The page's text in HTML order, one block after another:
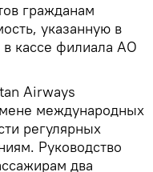
гражданам
указанную в
кассе филиала АО
Airways
международных
регулярных
Руководство
два